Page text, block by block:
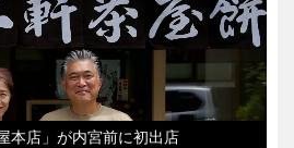
本店」が内宮前に初出店